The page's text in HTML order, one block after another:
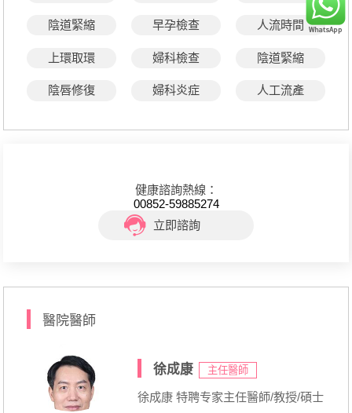
陰道緊縮 早孕檢查 人流時間
上環取環 婦科檢查 陰道緊縮
陰唇修復 婦科炎症 人工流產
健康諮詢熱線：
00852-59885274
立即諮詢
醫院醫師
徐成康 主任醫師
徐成康 特聘专家主任醫師/教授/碩士